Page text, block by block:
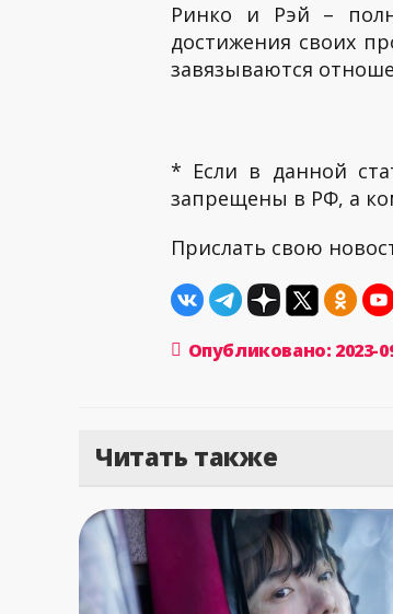
Ринко и Рэй –
достижения своих
завязываются
* Если в данной
запрещены в РФ, а
Прислать свою
Опубликовано: 2023-
Читать также